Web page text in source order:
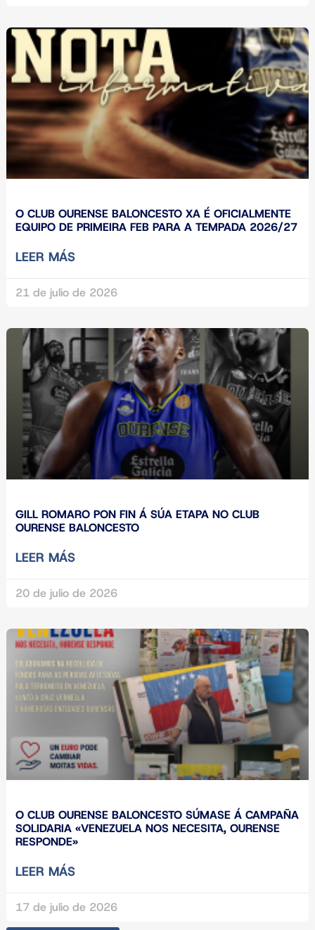
O CLUB OURENSE BALONCESTO XA É OFICIALMENTE
EQUIPO DE PRIMEIRA FEB PARA A TEMPADA 2026/27
LEER MÁS
21 de julio de 2026
GILL ROMARO PON FIN Á SÚA ETAPA NO CLUB
OURENSE BALONCESTO
LEER MÁS
20 de julio de 2026
O CLUB OURENSE BALONCESTO SÚMASE Á CAMPAÑA
SOLIDARIA «VENEZUELA NOS NECESITA, OURENSE
RESPONDE»
LEER MÁS
17 de julio de 2026